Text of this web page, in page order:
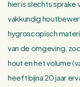
hier is slechts sprake
vakkundig
hygroscopisch
van de omgeving,
hout en het volume
heeft bijna 20 jaar